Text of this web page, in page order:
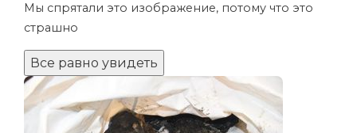
Мы спрятали это изображение, потому что это
страшно
Все равно увидеть